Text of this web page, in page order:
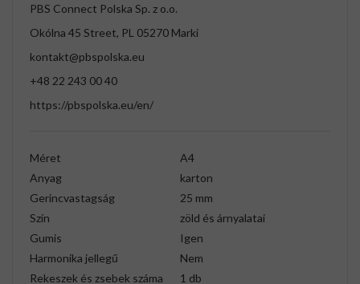
PBS Connect Polska Sp. z o.o.
Okólna 45 Street, PL 05270 Marki
kontakt@pbspolska.eu
+48 22 243 00 40
https://pbspolska.eu/en/
Méret
A4
Anyag
karton
Gerincvastagság
25 mm
Szín
zöld és árnyalatai
Gumis
Igen
Harmonika jellegű
Nem
Rekeszek és zsebek száma
1 db